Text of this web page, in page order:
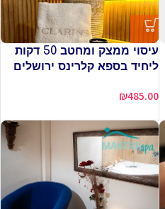
עיסוי ממצק ומחטב 50 דקות
ליחיד בספא קלרינס ירושלים
₪485.00